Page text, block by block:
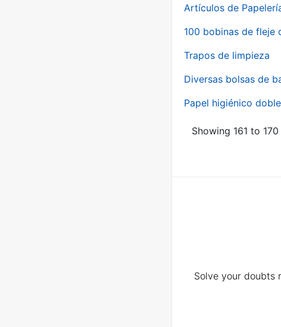
Artículos de
100 bobinas de fleje
Trapos de limpieza
Diversas bolsas de
Papel higiénico
Showing 161 to
Solve your doubts